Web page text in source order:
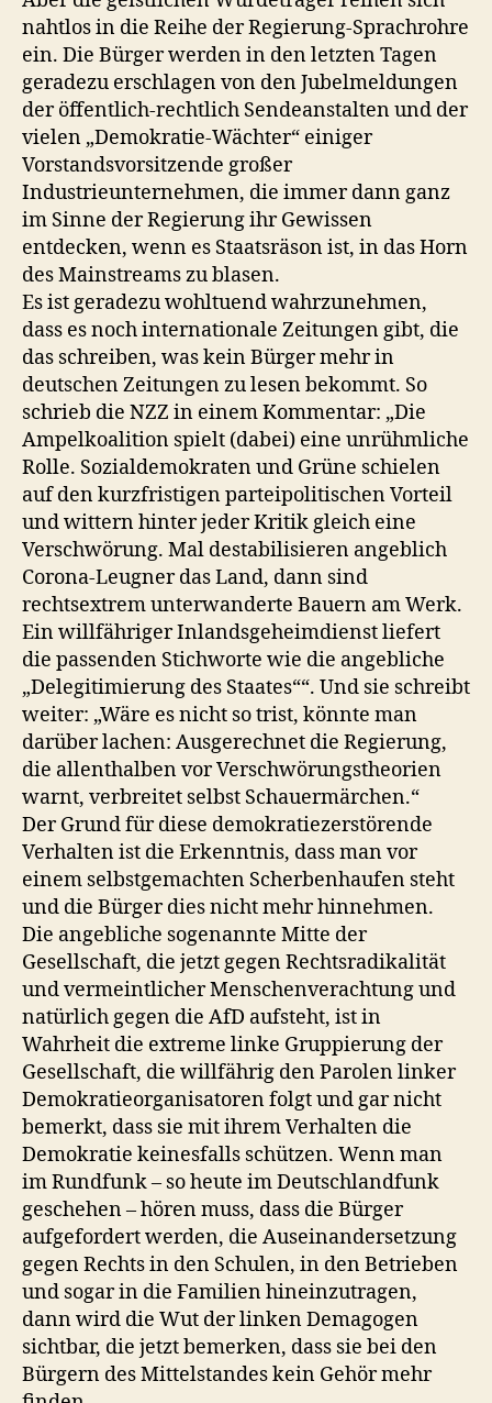
nahtlos in die Reihe der Regierung-Sprachrohre
ein. Die Bürger werden in den letzten Tagen
geradezu erschlagen von den Jubelmeldungen
der öffentlich-rechtlich Sendeanstalten und der
vielen „Demokratie-Wächter“ einiger
Vorstandsvorsitzende großer
Industrieunternehmen, die immer dann ganz
im Sinne der Regierung ihr Gewissen
entdecken, wenn es Staatsräson ist, in das Horn
des Mainstreams zu blasen.
Es ist geradezu wohltuend wahrzunehmen,
dass es noch internationale Zeitungen gibt, die
das schreiben, was kein Bürger mehr in
deutschen Zeitungen zu lesen bekommt. So
schrieb die NZZ in einem Kommentar: „Die
Ampelkoalition spielt (dabei) eine unrühmliche
Rolle. Sozialdemokraten und Grüne schielen
auf den kurzfristigen parteipolitischen Vorteil
und wittern hinter jeder Kritik gleich eine
Verschwörung. Mal destabilisieren angeblich
Corona-Leugner das Land, dann sind
rechtsextrem unterwanderte Bauern am Werk.
Ein willfähriger Inlandsgeheimdienst liefert
die passenden Stichworte wie die angebliche
„Delegitimierung des Staates““. Und sie schreibt
weiter: „Wäre es nicht so trist, könnte man
darüber lachen: Ausgerechnet die Regierung,
die allenthalben vor Verschwörungstheorien
warnt, verbreitet selbst Schauermärchen.“
Der Grund für diese demokratiezerstörende
Verhalten ist die Erkenntnis, dass man vor
einem selbstgemachten Scherbenhaufen steht
und die Bürger dies nicht mehr hinnehmen.
Die angebliche sogenannte Mitte der
Gesellschaft, die jetzt gegen Rechtsradikalität
und vermeintlicher Menschenverachtung und
natürlich gegen die AfD aufsteht, ist in
Wahrheit die extreme linke Gruppierung der
Gesellschaft, die willfährig den Parolen linker
Demokratieorganisatoren folgt und gar nicht
bemerkt, dass sie mit ihrem Verhalten die
Demokratie keinesfalls schützen. Wenn man
im Rundfunk – so heute im Deutschlandfunk
geschehen – hören muss, dass die Bürger
aufgefordert werden, die Auseinandersetzung
gegen Rechts in den Schulen, in den Betrieben
und sogar in die Familien hineinzutragen,
dann wird die Wut der linken Demagogen
sichtbar, die jetzt bemerken, dass sie bei den
Bürgern des Mittelstandes kein Gehör mehr